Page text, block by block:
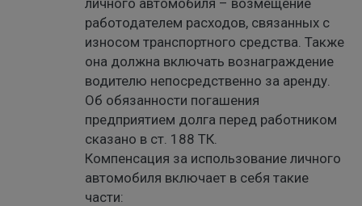
личного автомобиля – возмещение
работодателем расходов, связанных с
износом транспортного средства. Также
она должна включать вознаграждение
водителю непосредственно за аренду.
Об обязанности погашения
предприятием долга перед работником
сказано в ст. 188 ТК.
Компенсация за использование личного
автомобиля включает в себя такие
части: